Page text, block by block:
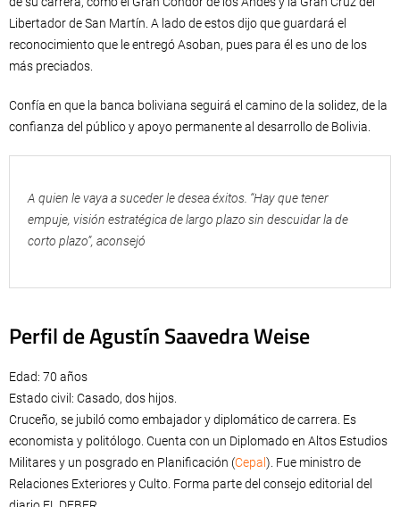
Libertador de San Martín. A lado de estos dijo que guardará el
reconocimiento que le entregó Asoban, pues para él es uno de los
más preciados.
Confía en que la banca boliviana seguirá el camino de la solidez, de la
confianza del público y apoyo permanente al desarrollo de Bolivia.
A quien le vaya a suceder le desea éxitos. “Hay que tener
empuje, visión estratégica de largo plazo sin descuidar la de
corto plazo”, aconsejó
Perfil de Agustín Saavedra Weise
Edad: 70 años
Estado civil: Casado, dos hijos.
Cruceño, se jubiló como embajador y diplomático de carrera. Es
economista y politólogo. Cuenta con un Diplomado en Altos Estudios
Militares y un posgrado en Planificación (Cepal ). Fue ministro de
Relaciones Exteriores y Culto. Forma parte del consejo editorial del